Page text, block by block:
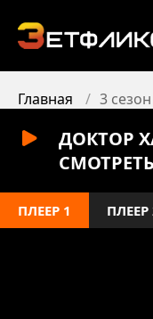
Главная 3
ДОКТОР
ПЛЕЕР 1 ПЛЕЕР